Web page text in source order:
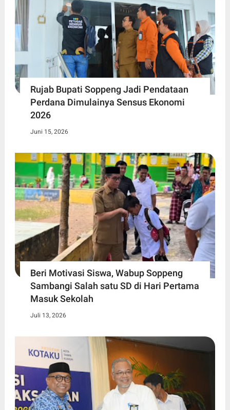
Rujab Bupati Soppeng Jadi Pendataan
Perdana Dimulainya Sensus Ekonomi
2026
Juni 15, 2026
Beri Motivasi Siswa, Wabup Soppeng
Sambangi Salah satu SD di Hari Pertama
Masuk Sekolah
Juli 13, 2026